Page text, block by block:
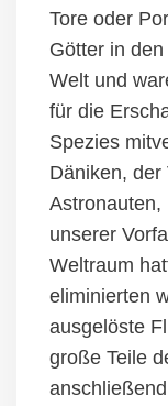
Tore oder
Götter in
Welt und
für die
Spezies mit
Däniken, der
Astronauten,
unserer
Weltraum
eliminierten
ausgelöste
große Teile